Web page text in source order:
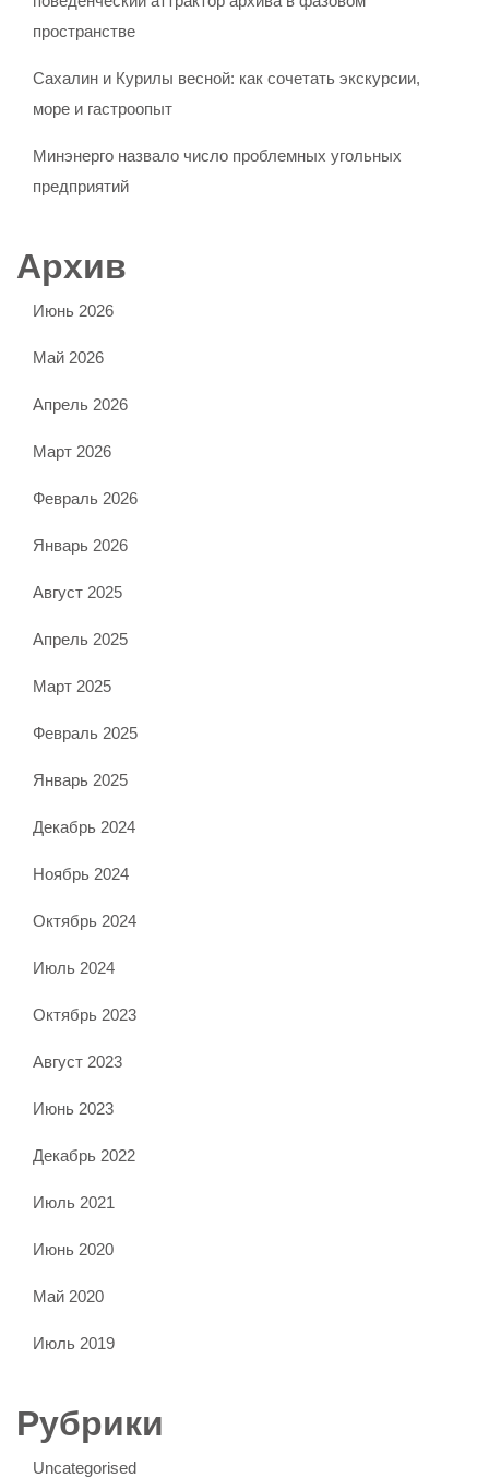
пространстве
Сахалин и Курилы весной: как сочетать экскурсии,
море и гастроопыт
Минэнерго назвало число проблемных угольных
предприятий
Архив
Июнь 2026
Май 2026
Апрель 2026
Март 2026
Февраль 2026
Январь 2026
Август 2025
Апрель 2025
Март 2025
Февраль 2025
Январь 2025
Декабрь 2024
Ноябрь 2024
Октябрь 2024
Июль 2024
Октябрь 2023
Август 2023
Июнь 2023
Декабрь 2022
Июль 2021
Июнь 2020
Май 2020
Июль 2019
Рубрики
Uncategorised